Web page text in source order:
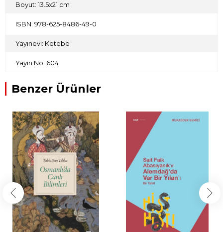
Boyut: 13.5x21 cm
ISBN: 978-625-8486-49-0
Yayınevi: Ketebe
Yayın No: 604
Benzer Ürünler